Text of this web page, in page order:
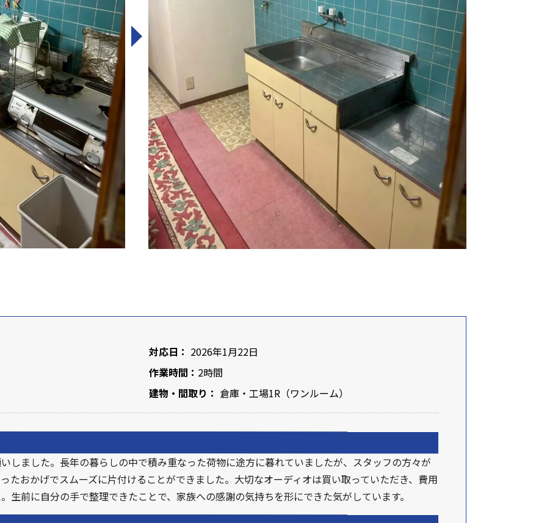
対応日： 2026年1月22日
作業時間： 2時間
建物・間取り： 倉庫・工場1R（ワンルーム）
しました。長年の暮らしの中で積み重なった荷物に途方に暮れていましたが、スタッフの方々が
たおかげでスムーズに片付けることができました。大切なオーディオは買い取っていただき、費用
生前に自分の手で整理できたことで、家族への感謝の気持ちを形にできた気がしています。